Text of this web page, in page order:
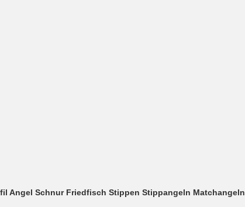
Angel Schnur Friedfisch Stippen Stippangeln Matchangeln